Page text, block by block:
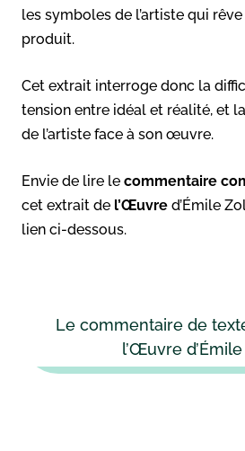
les symboles de l’artiste qui
produit.
Cet extrait interroge donc la
tension entre idéal et réalité, et
de l’artiste face à son œuvre.
Envie de lire le commentaire
cet extrait de l’Œuvre d’Émile
lien ci-dessous.
Le commentaire de
l’Œuvre